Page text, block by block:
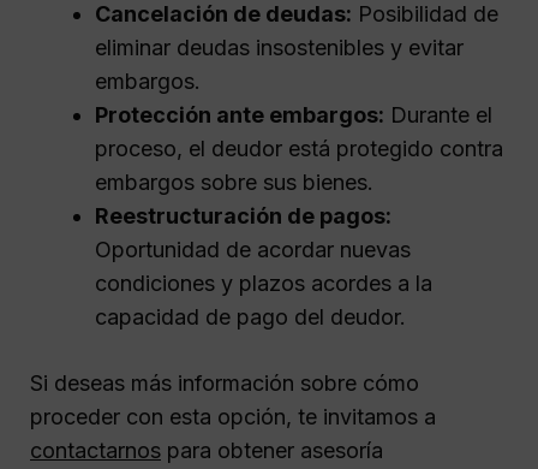
Cancelación de deudas: Posibilidad de
eliminar deudas insostenibles y evitar
embargos.
Protección ante embargos: Durante el
proceso, el deudor está protegido contra
embargos sobre sus bienes.
Reestructuración de pagos:
Oportunidad de acordar nuevas
condiciones y plazos acordes a la
capacidad de pago del deudor.
Si deseas más información sobre cómo
proceder con esta opción, te invitamos a
contactarnos para obtener asesoría